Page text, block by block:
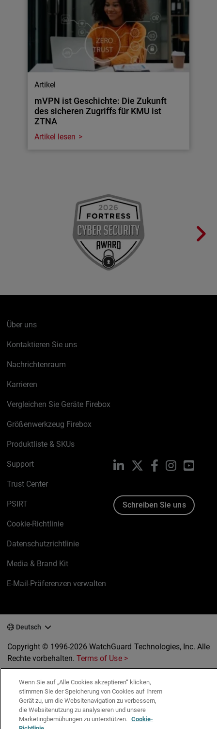
Artikel
mVPN ist Geschichte: Die Zukunft
des sicheren Zugriffs für KMU ist
ZTNA
Artikel lesen
Über uns
Kontaktieren Sie uns
Nachrichtenraum
Karrieren
Vergleichen Sie Geräte Firebox
Größenwerkzeug Firebox
Produktliste & SKUs
Support
Trust Center
PSIRT
Cookie-Richtlinie
Datenschutzrichtlinie
Media & Brand Kit
E-Mail-Präferenzen verwalten
LinkedIn FacebookInstagram
Schreiben Sie uns
Deutsch
Copyright © 1996-2026 WatchGuard Technologies, Inc. Alle
Rechte vorbehalten.Terms of Use >
Wenn Sie auf „Alle Cookies akzeptieren“ klicken,
stimmen Sie der Speicherung von Cookies auf Ihrem
Gerät zu, um die Websitenavigation zu verbessern,
die Websitenutzung zu analysieren und unsere
Marketingbemühungen zu unterstützen. Cookie-